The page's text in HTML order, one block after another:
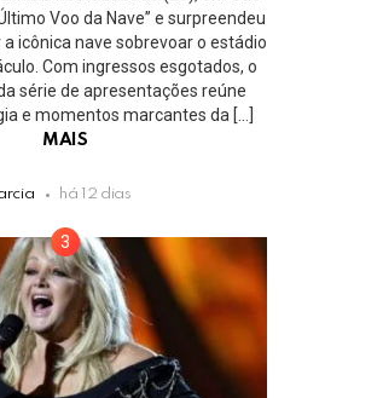
Voo da Nave” e surpreendeu
icônica nave sobrevoar o estádio
Com ingressos esgotados, o
série de apresentações reúne
e momentos marcantes da […]
MAIS
há 12 dias